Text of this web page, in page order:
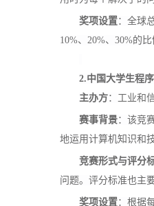
奖项设置：全球
10%、20%、30%的
2.中国大学生程
主办方： 工业和
赛事背景：该竞
地运用计算机知识和
竞赛形式与评分
问题。评分标准也主
奖项设置：根据